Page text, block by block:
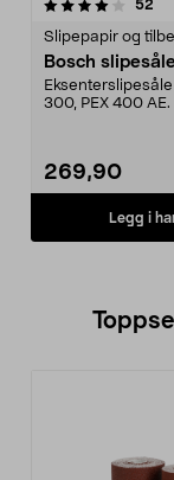
52
Slipepapir og
Bosch
300, PEX 400 AE.
269,90
Legg i